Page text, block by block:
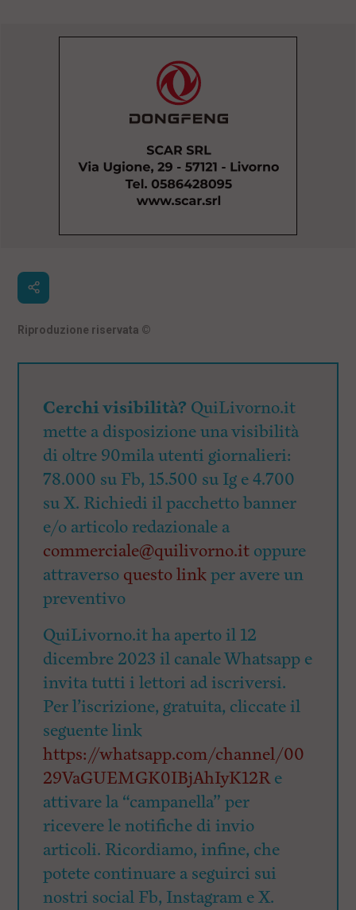
Riproduzione riservata ©
Cerchi visibilità? QuiLivorno.it
mette a disposizione una visibilità
di oltre 90mila utenti giornalieri:
78.000 su Fb, 15.500 su Ig e 4.700
su X. Richiedi il pacchetto banner
e/o articolo redazionale a
commerciale@quilivorno.it oppure
attraverso questo linkper avere un
preventivo
QuiLivorno.it ha aperto il 12
dicembre 2023 il canale Whatsapp e
invita tutti i lettori ad iscriversi.
Per l’iscrizione, gratuita, cliccate il
seguente link
https://whatsapp.com/channel/00
29VaGUEMGK0IBjAhIyK12Re
attivare la “campanella” per
ricevere le notifiche di invio
articoli. Ricordiamo, infine, che
potete continuare a seguirci sui
nostri social Fb, Instagram e X.